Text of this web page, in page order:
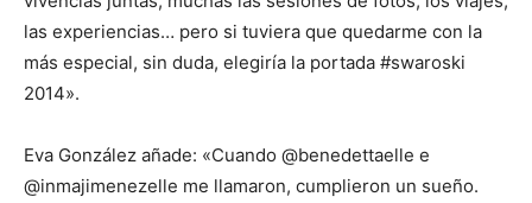
las experiencias… pero si tuviera que quedarme con la
más especial, sin duda, elegiría la portada #swaroski
2014».
Eva González añade: «Cuando @benedettaelle e
@inmajimenezelle me llamaron, cumplieron un sueño.